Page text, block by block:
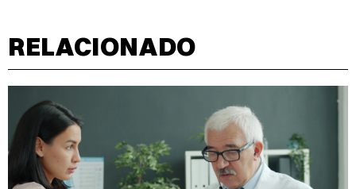
RELACIONADO